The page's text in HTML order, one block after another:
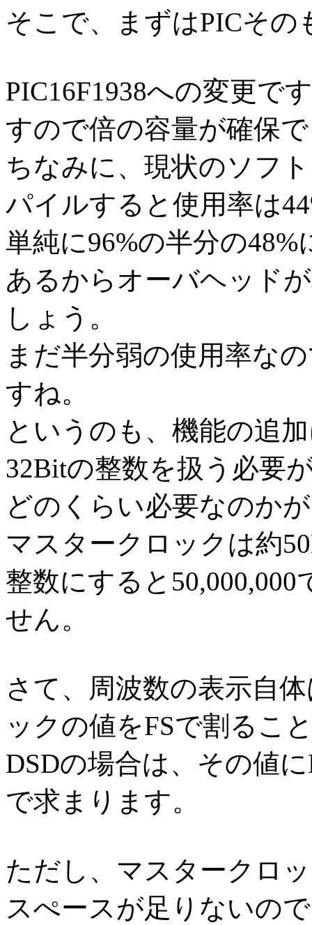
そこで、まずはPICそ
PIC16F1938への変更で
すので倍の容量が確保
ちなみに、現状のソフ
パイルすると使用率は
単純に96%の半分の
あるからオーバヘッド
しょう。
まだ半分弱の使用率な
すね。
というのも、機能の追
32Bitの整数を扱う必要
どのくらい必要なのか
マスタークロックは約
整数にすると
せん。
さて、周波数の表示自
ックの値をFSで割るこ
DSDの場合は、その値
で求まります。
ただし、マスタークロ
スぺースが足りないの